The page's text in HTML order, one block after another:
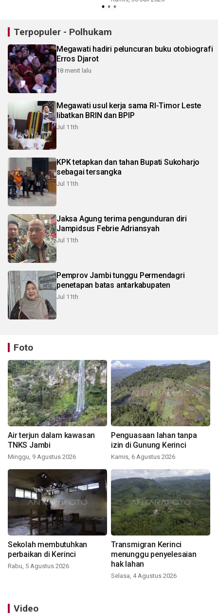
Terpopuler - Polhukam
Megawati hadiri peluncuran buku otobiografi
Erros Djarot
18 menit lalu
Megawati usul kerja sama RI-Timor Leste
libatkan BRIN dan BPIP
Jul 11th
KPK tetapkan dan tahan Bupati Sukoharjo
sebagai tersangka
Jul 11th
Jaksa Agung terima pengunduran diri
Jampidsus Febrie Adriansyah
Jul 11th
Pemprov Jambi tunggu Permendagri
penetapan batas antarkabupaten
Jul 11th
Foto
Air terjun dalam kawasan
TNKS Jambi
Minggu, 9 Agustus 2026
Penguasaan lahan tanpa
izin di Gunung Kerinci
Kamis, 6 Agustus 2026
Sekolah membutuhkan
perbaikan di Kerinci
Rabu, 5 Agustus 2026
Transmigran Kerinci
menunggu penyelesaian
hak lahan
Selasa, 4 Agustus 2026
Video